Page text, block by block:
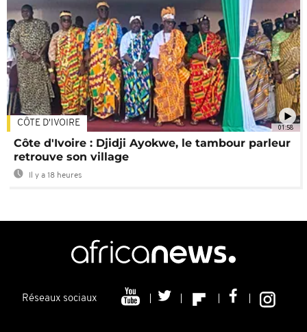
01:58
CÔTE D'IVOIRE
Côte d'Ivoire : Djidji Ayokwe, le tambour parleur
retrouve son village
Il y a 18 heures
Réseaux sociaux